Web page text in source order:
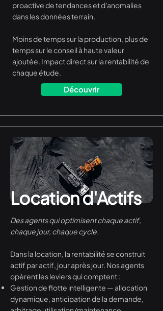
proactive de tendances et d'anomalies
dans les données terrain.
Moins de temps sur la production, plus de
temps sur le conseil à haute valeur
ajoutée. Impact direct sur la rentabilité de
chaque étude.
Découvrir
Location d'Actifs
Des agents qui optimisent chaque actif,
chaque jour, chaque cycle.
Dans la location, la rentabilité se construit
actif par actif, jour après jour. Nos agents
opèrent les leviers qui comptent :
Gestion de flotte intelligente — allocation
dynamique, anticipation de la demande,